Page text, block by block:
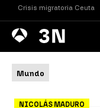
Crisis migratoria Ceuta
Antena
3 Noticias
Mundo
NICOLÁS MADURO